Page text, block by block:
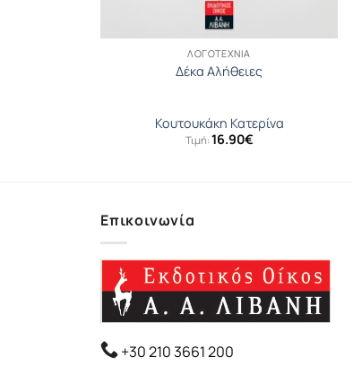
ΛΟΓΟΤΕΧΝΊΑ
Δέκα Αλήθειες
Κουτουκάκη Κατερίνα
Τιμή:16.90€
Επικοινωνία
+30 210 3661 200